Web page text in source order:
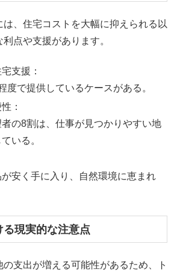
、住宅コストを大幅に抑えられる以
点や支援があります。
支援：
度で提供しているケースがある。
：
の8割は、仕事が見つかりやすい地
いる。
安く手に入り、自然環境に恵まれ
現実的な注意点
支出が増える可能性があるため、ト